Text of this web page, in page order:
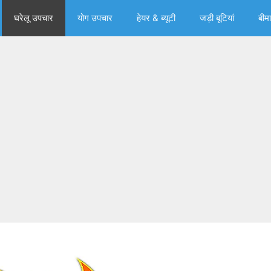
घरेलू उपचार योग उपचार हेयर & ब्‍यूटी जड़ी बूटियां